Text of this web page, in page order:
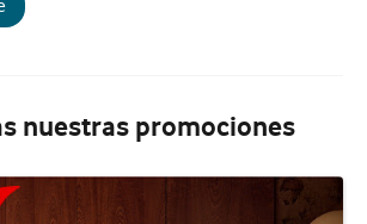
nuestras promociones